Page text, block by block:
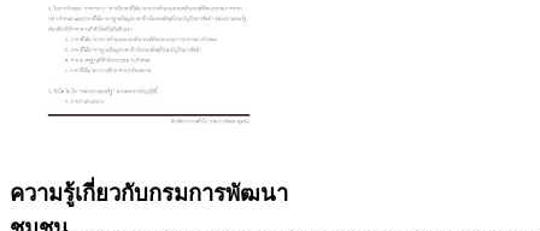
ความรู้เกี่ยวกับกรมการพัฒนา